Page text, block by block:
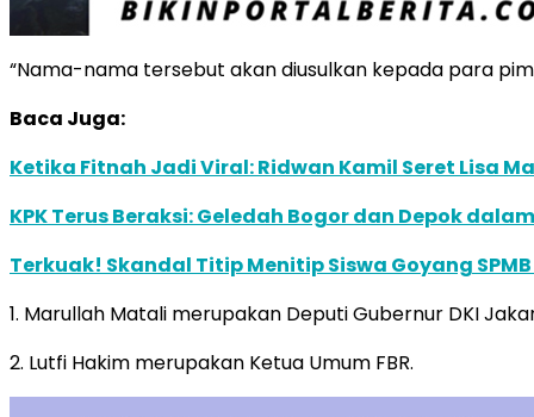
“Nama-nama tersebut akan diusulkan kepada para
Baca Juga:
Ketika Fitnah Jadi Viral: Ridwan Kamil Seret Lisa
KPK Terus Beraksi: Geledah Bogor dan Depok
Terkuak! Skandal Titip Menitip Siswa Goyang
1. Marullah Matali merupakan Deputi Gubernur DKI
2. Lutfi Hakim merupakan Ketua Umum FBR.